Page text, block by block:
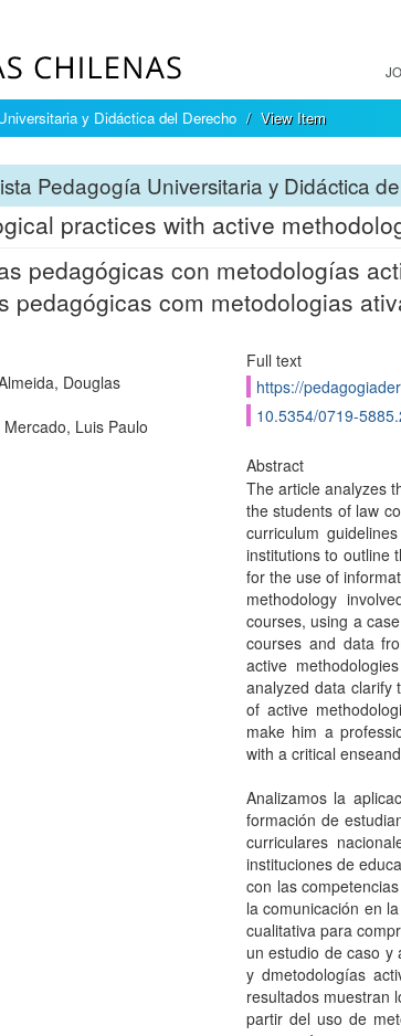
y Didáctica del Derecho View Item
Pedagogía Universitaria y Didáctica
practices with active
pedagógicas con metodologías
pedagógicas com metodologias
Douglas
Luis Paulo
Full text
https://
10.5354/0719-
Abstract
The article analyzes
the students of law
curriculum
institutions to outline
for the use of
methodology
courses, using a
courses and data
active
analyzed data clarify
of active
make him a
with a critical
Analizamos la
formación de
curriculares
instituciones de
con las
la comunicación en
cualitativa para
un estudio de caso y
y dmetodologías
resultados muestran
partir del uso de